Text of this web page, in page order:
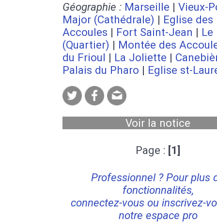
Géographie : Marseille | Vieux-
Major (Cathédrale) | Eglise des
Accoules | Fort Saint-Jean | Le
(Quartier) | Montée des
du Frioul | La Joliette |
Palais du Pharo | Eglise st-
Voir la notice
Page : [1]
Professionnel ? Pour plus
fonctionnalités,
connectez-vous ou inscrivez-
notre espace pro